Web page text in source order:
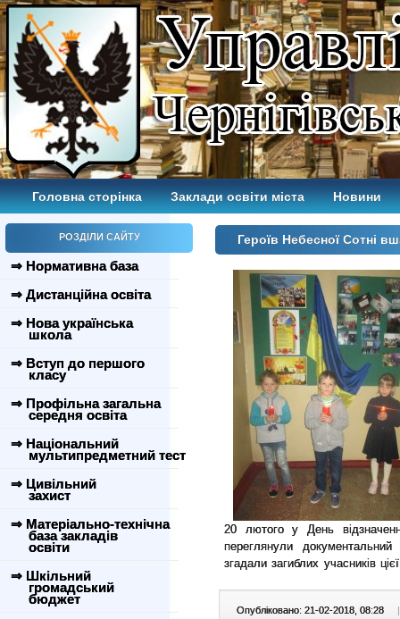
Головна сторінка Заклади освіти міста Новини
РОЗДІЛИ САЙТУ
⇒ Нормативна база
⇒ Дистанційна освіта
⇒ Нова українська
школа
⇒ Вступ до першого
класу
⇒ Профільна загальна
середня освіта
⇒ Національний
мультипредметний тест
⇒ Цивільний
захист
⇒ Матеріально-технічна
база закладів
освіти
⇒ Шкільний
громадський
бюджет
Героїв Небесної Сотні
20 лютого у День
переглянули
згадали загиблих учасників
Опубліковано: 21-02-2018, 08:28 |